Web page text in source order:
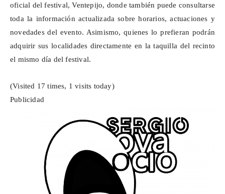
oficial del festival,Ventepijo, donde también puede consultarse
toda la información actualizada sobre horarios, actuaciones y
novedades del evento. Asimismo, quienes lo prefieran podrán
adquirir sus localidades directamente en la taquilla del recinto
el mismo día del festival.
(Visited 17 times, 1 visits today)
Publicidad